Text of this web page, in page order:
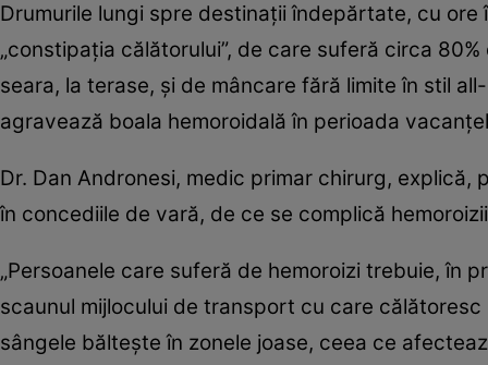
Drumurile lungi spre destinaţii îndepărtate, cu
„constipaţia călătorului”, de care suferă circa
seara, la terase, şi de mâncare fără limite în stil
agravează boala hemoroidală în perioada
Dr. Dan Andronesi, medic primar chirurg,
în concediile de vară, de ce se complică
„Persoanele care suferă de hemoroizi trebuie, în
scaunul mijlocului de transport cu care
sângele bălteşte în zonele joase, ceea ce